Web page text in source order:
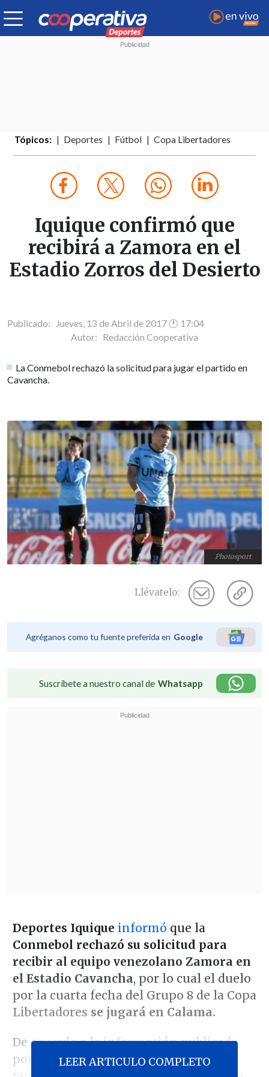
Tópicos: Deportes Fútbol Copa Libertadores
Iquique confirmó que
recibirá a Zamora en el
Estadio Zorros del Desierto
Publicado: Jueves, 13 de Abril de 2017 🕐 17:04
Autor: Redacción Cooperativa
La Conmebol rechazó la solicitud para jugar el partido en
Cavancha.
Photosport
Llévatelo:
Agréganos como tu fuente preferida en Google
Suscríbete a nuestro canal de Whatsapp
Deportes Iquique informó que la
Conmebol rechazó su solicitud para
recibir al equipo venezolano Zamora en
el Estadio Cavancha, por lo cual el duelo
por la cuarta fecha del Grupo 8 de la Copa
Libertadores se jugará en Calama.
De acuerdo a la información publicada
por el conjunto nortino, la petición
LEER ARTICULO COMPLETO